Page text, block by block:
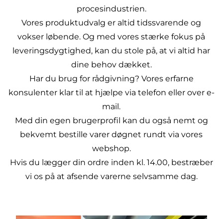
procesindustrien.
Vores produktudvalg er altid tidssvarende og
vokser løbende. Og med vores stærke fokus på
leveringsdygtighed, kan du stole på, at vi altid har
dine behov dækket.
Har du brug for rådgivning? Vores erfarne
konsulenter klar til at hjælpe via telefon eller over e-
mail.
Med din egen brugerprofil kan du også nemt og
bekvemt bestille varer døgnet rundt via vores
webshop.
Hvis du lægger din ordre inden kl. 14.00, bestræber
vi os på at afsende varerne selvsamme dag.